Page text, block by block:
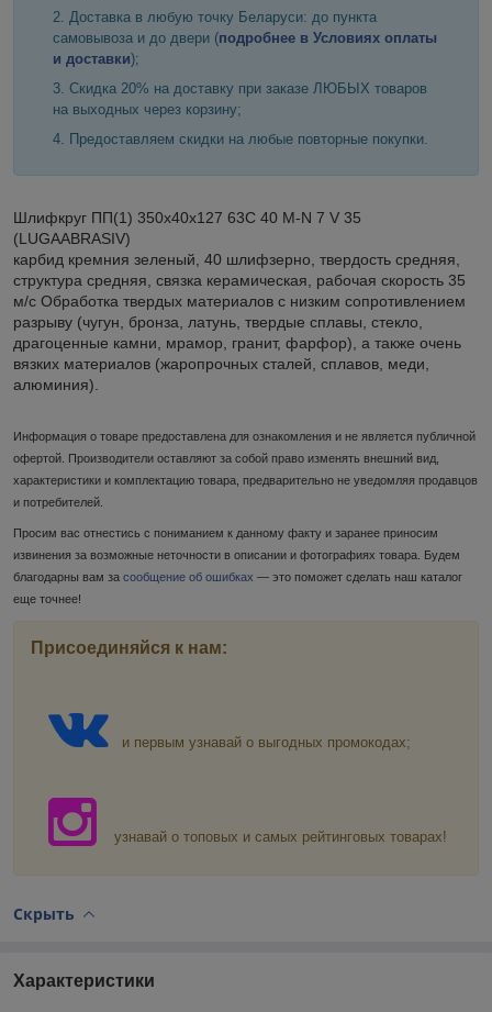
Доставка в любую точку Беларуси: до пункта
самовывоза и до двери (подробнее в Условиях оплаты
и доставки);
Скидка 20% на доставку при заказе ЛЮБЫХ товаров
на выходных через корзину;
Предоставляем скидки на любые повторные покупки.
Шлифкруг ПП(1) 350х40х127 63C 40 M-N 7 V 35
(LUGAABRASIV)
карбид кремния зеленый, 40 шлифзерно, твердость средняя,
структура средняя, связка керамическая, рабочая скорость 35
м/с Обработка твердых материалов с низким сопротивлением
разрыву (чугун, бронза, латунь, твердые сплавы, стекло,
драгоценные камни, мрамор, гранит, фарфор), а также очень
вязких материалов (жаропрочных сталей, сплавов, меди,
алюминия).
Информация о товаре предоставлена для ознакомления и не является публичной
офертой. Производители оставляют за собой право изменять внешний вид,
характеристики и комплектацию товара, предварительно не уведомляя продавцов
и потребителей.
Просим вас отнестись с пониманием к данному факту и заранее приносим
извинения за возможные неточности в описании и фотографиях товара. Будем
благодарны вам за сообщение об ошибках — это поможет сделать наш каталог
еще точнее!
Присоединяйся к нам:
и первым узнавай о выгодных промокодах;
узнавай о топовых и самых рейтинговых товарах!
Скрыть
Характеристики